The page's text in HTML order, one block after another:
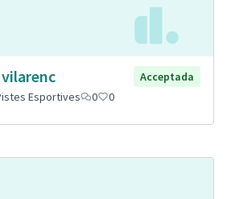
Acceptada
Esportives 0 0